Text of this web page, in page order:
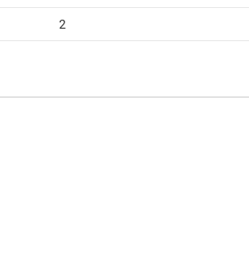
2